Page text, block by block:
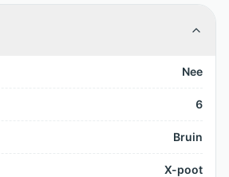
Nee
6
Bruin
X-poot